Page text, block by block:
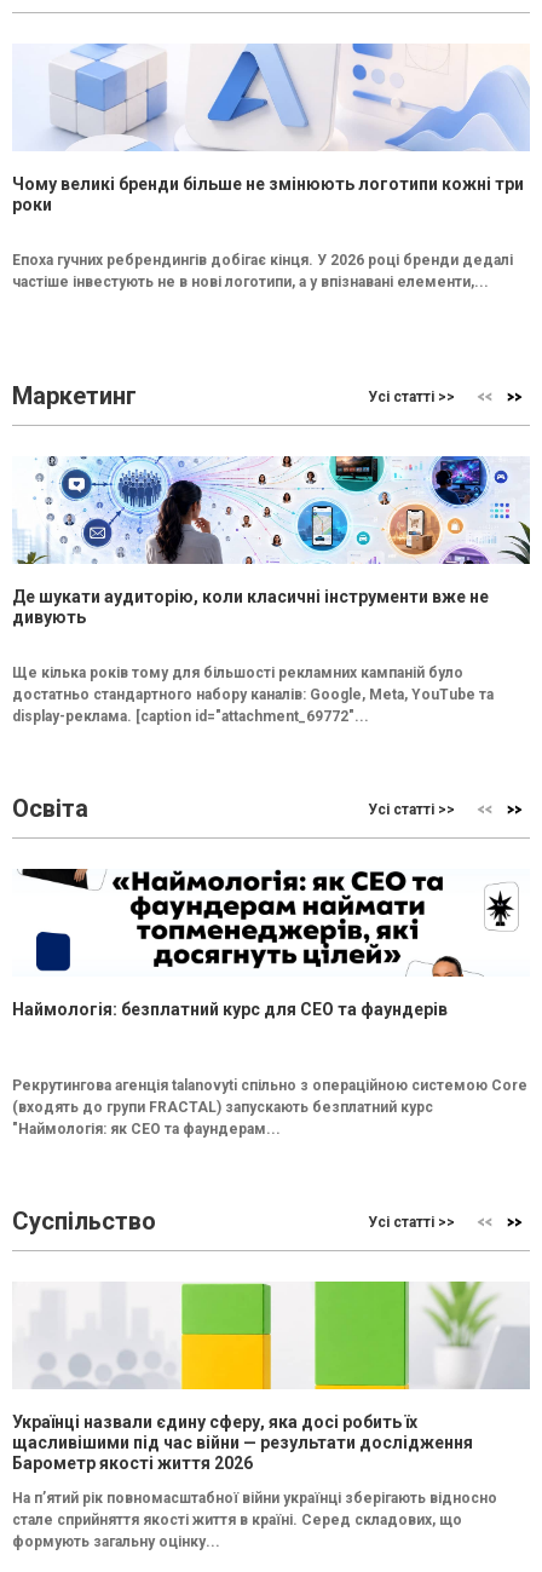
Чому великі бренди більше не змінюють логотипи кожні три
роки
Епоха гучних ребрендингів добігає кінця. У 2026 році бренди дедалі
частіше інвестують не в нові логотипи, а у впізнавані елементи,...
Маркетинг Усі статті >>
Де шукати аудиторію, коли класичні інструменти вже не
дивують
Ще кілька років тому для більшості рекламних кампаній було
достатньо стандартного набору каналів: Google, Meta, YouTube та
display-реклама. [caption id="attachment_69772"...
Освіта Усі статті >>
Наймологія: безплатний курс для CEO та фаундерів
Рекрутингова агенція talanovyti спільно з операційною системою Core
(входять до групи FRACTAL) запускають безплатний курс
"Наймологія: як СEO та фаундерам...
Суспільство Усі статті >>
Українці назвали єдину сферу, яка досі робить їх
щасливішими під час війни — результати дослідження
Барометр якості життя 2026
На п’ятий рік повномасштабної війни українці зберігають відносно
стале сприйняття якості життя в країні. Серед складових, що
формують загальну оцінку...